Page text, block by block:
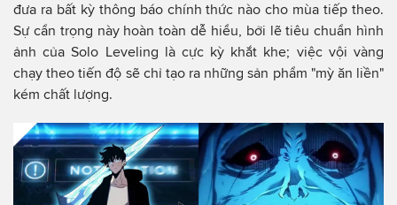
đưa ra bất kỳ thông báo chính thức nào cho mùa tiếp theo.
Sự cẩn trọng này hoàn toàn dễ hiểu, bởi lẽ tiêu chuẩn hình
ảnh của Solo Leveling là cực kỳ khắt khe; việc vội vàng
chạy theo tiến độ sẽ chỉ tạo ra những sản phẩm "mỳ ăn liền"
kém chất lượng.